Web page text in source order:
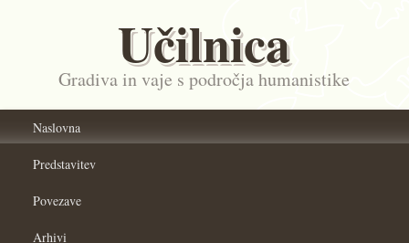
Učilnica
Gradiva in vaje s področja humanistike
Naslovna
Predstavitev
Povezave
Arhivi